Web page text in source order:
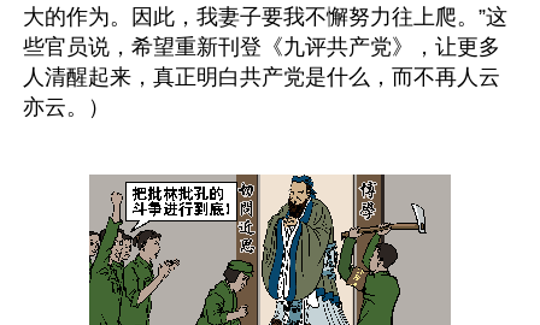
大的作为。因此，我妻子要我不懈努力往上爬。”这
些官员说，希望重新刊登《九评共产党》，让更多
人清醒起来，真正明白共产党是什么，而不再人云
亦云。）